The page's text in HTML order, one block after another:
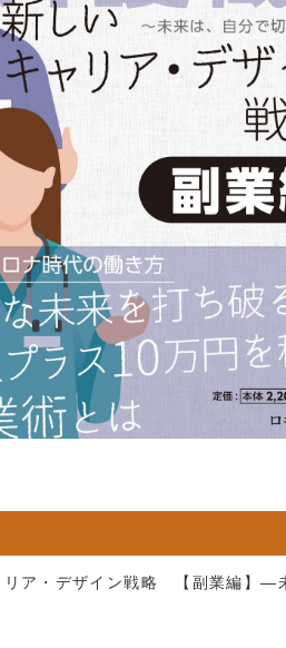
リア・デザイン戦略 【副業編】―